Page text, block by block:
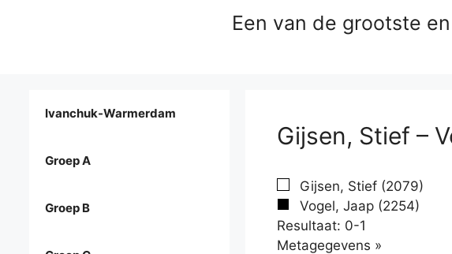
Een van de grootste
Gijsen, Stief –
Gijsen, Stief (2079)
Vogel, Jaap (2254)
Resultaat: 0-1
Metagegevens »
Ivanchuk-Warmerdam
Groep A
Groep B